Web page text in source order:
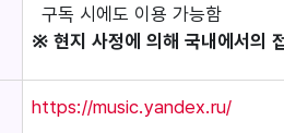
구독 시에도 이용 가능함
※ 현지 사정에 의해 국내에서의
https://music.yandex.ru/